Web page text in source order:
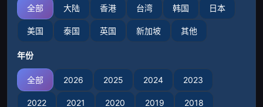
全部 大陆 香港 台湾 韩国 日本
美国 泰国 英国 新加坡 其他
年份
全部 2026 2025 2024 2023
2022 2021 2020 2019 2018